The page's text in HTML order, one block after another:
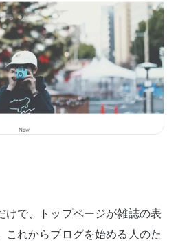
けで、トップページが雑誌の表
れからブログを始める人のた